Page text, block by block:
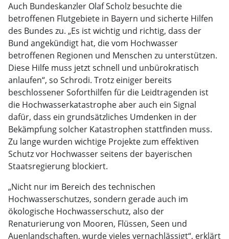
Auch Bundeskanzler Olaf Scholz besuchte die
betroffenen Flutgebiete in Bayern und sicherte Hilfen
des Bundes zu. „Es ist wichtig und richtig, dass der
Bund angekündigt hat, die vom Hochwasser
betroffenen Regionen und Menschen zu unterstützen.
Diese Hilfe muss jetzt schnell und unbürokratisch
anlaufen“, so Schrodi. Trotz einiger bereits
beschlossener Soforthilfen für die Leidtragenden ist
die Hochwasserkatastrophe aber auch ein Signal
dafür, dass ein grundsätzliches Umdenken in der
Bekämpfung solcher Katastrophen stattfinden muss.
Zu lange wurden wichtige Projekte zum effektiven
Schutz vor Hochwasser seitens der bayerischen
Staatsregierung blockiert.
„Nicht nur im Bereich des technischen
Hochwasserschutzes, sondern gerade auch im
ökologische Hochwasserschutz, also der
Renaturierung von Mooren, Flüssen, Seen und
Auenlandschaften, wurde vieles vernachlässigt“, erklärt